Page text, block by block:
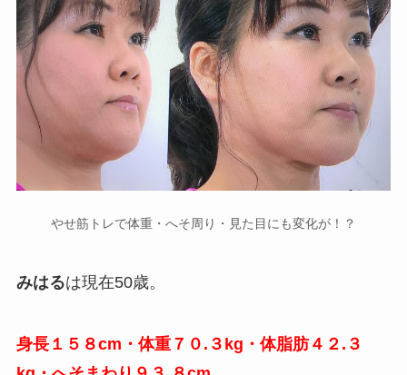
やせ筋トレで体重・へそ周り・見た目にも変化が！？
みはるは現在50歳。
身長１５８cm・体重７０.３kg・体脂肪４２.３